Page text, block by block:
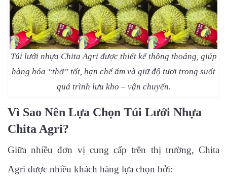
Túi lưới nhựa Chita Agri được thiết kế thông thoáng, giúp
hàng hóa “thở” tốt, hạn chế ẩm và giữ độ tươi trong suốt
quá trình lưu kho – vận chuyển.
Vì Sao Nên Lựa Chọn Túi Lưới Nhựa
Chita Agri?
Giữa nhiều đơn vị cung cấp trên thị trường, Chita
Agri được nhiều khách hàng lựa chọn bởi: